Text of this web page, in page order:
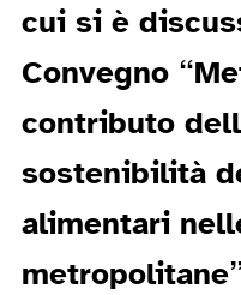
cui si è
Convegno “
contributo
sostenibilità
alimentari
metropolitane